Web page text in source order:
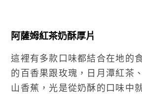
阿薩姆紅茶奶酥厚片
這裡有多款口味都結合在地的
的百香果跟玫瑰，日月潭紅茶
山香蕉，光是從奶酥的口味中